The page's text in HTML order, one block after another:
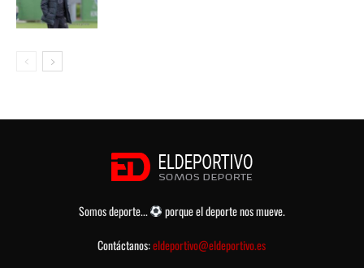
Somos deporte...
porque el deporte nos mueve.
Contáctanos:eldeportivo@eldeportivo.es